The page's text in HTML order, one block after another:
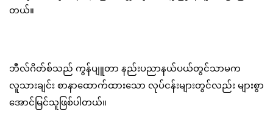
တယ်။
ဘီလ်ဂိတ်စ်သည် ကွန်ပျူတာ နည်းပညာနယ်ပယ်တွင်သာမက
လူသားချင်း စာနာထောက်ထားသော လုပ်ငန်းများတွင်လည်း များစွာ
အောင်မြင်သူဖြစ်ပါတယ်။